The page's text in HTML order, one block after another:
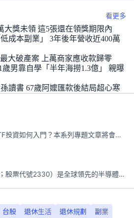
看更多
大獎未領 這5張還在領獎期限內
成本副業」 3年後年營收近400萬
大破產案 上萬商家應收款歸零
歲男靠自學「半年海撈1.3億」 親曝
讀書 67歲阿嬤匯款後結局超心寒
ETF是什麼？ETF投資如何入門？本系列專題文章將會告訴你新手必須知道的ETF基礎知識。
台積電（tSMC；股票代號2330）是全球領先的半導體代工公司，成立於1987年，總部位於台灣新竹。且已於美國、日本、德國及中國設廠，台積電是全球首家專業積體電路製造服務公司，也是全球最先進和最大規模的半導體代工廠。
台股 退休生活 退休規劃 副業